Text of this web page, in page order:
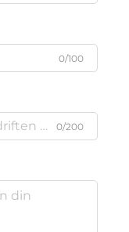
0/100
0/200